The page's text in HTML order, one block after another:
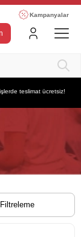
Kampanyalar
teslimat ücretsiz!
Filtreleme